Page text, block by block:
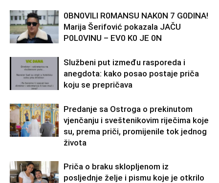
0BN0VlLl R0MANSU NAK0N 7 G0DlNA!
Marija Šerifović pokazala JAČU
P0L0VINU – EV0 K0 JE 0N
Službeni put između rasporeda i
anegdota: kako posao postaje priča
koju se prepričava
Predanje sa Ostroga o prekinutom
vjenčanju i sveštenikovim riječima koje
su, prema priči, promijenile tok jednog
života
Priča o braku sklopljenom iz
posljednje želje i pismu koje je otkrilo